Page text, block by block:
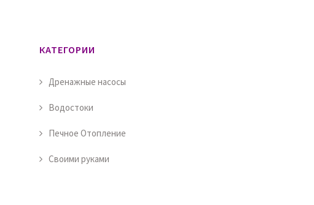
КАТЕГОРИИ
Дренажные насосы
Водостоки
Печное Отопление
Своими руками